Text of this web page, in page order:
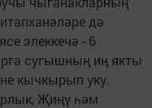
дә
элеккечә - 6
сугышның иң якты
кычкырып уку.
Җиңү һәм